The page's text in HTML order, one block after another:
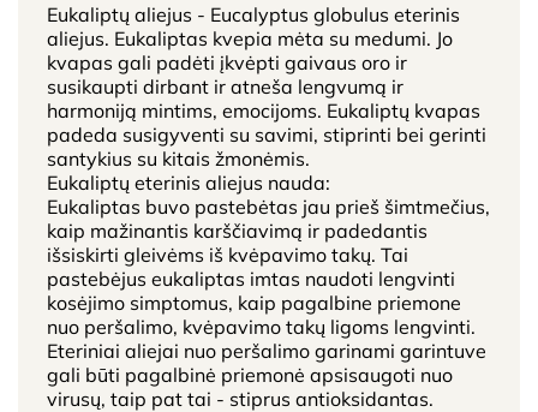
Eukaliptų aliejus - Eucalyptus globulus eterinis
aliejus. Eukaliptas kvepia mėta su medumi. Jo
kvapas gali padėti įkvėpti gaivaus oro ir
susikaupti dirbant ir atneša lengvumą ir
harmoniją mintims, emocijoms. Eukaliptų kvapas
padeda susigyventi su savimi, stiprinti bei gerinti
santykius su kitais žmonėmis.
Eukaliptų eterinis aliejus nauda:
Eukaliptas buvo pastebėtas jau prieš šimtmečius,
kaip mažinantis karščiavimą ir padedantis
išsiskirti gleivėms iš kvėpavimo takų. Tai
pastebėjus eukaliptas imtas naudoti lengvinti
kosėjimo simptomus, kaip pagalbine priemone
nuo peršalimo, kvėpavimo takų ligoms lengvinti.
Eteriniai aliejai nuo peršalimo garinami garintuve
gali būti pagalbinė priemonė apsisaugoti nuo
virusų, taip pat tai - stiprus antioksidantas.